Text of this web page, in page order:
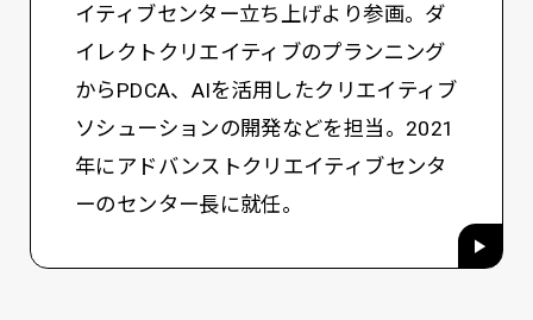
イティブセンター立ち上げより参画。ダ
イレクトクリエイティブのプランニング
からPDCA、AIを活用したクリエイティブ
ソシューションの開発などを担当。2021
年にアドバンストクリエイティブセンタ
ーのセンター長に就任。